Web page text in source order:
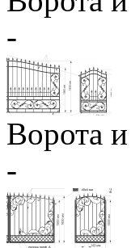
-
Ворота
-